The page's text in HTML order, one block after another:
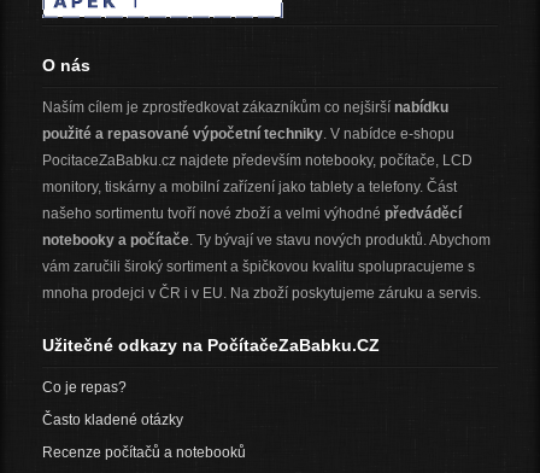
O nás
Naším cílem je zprostředkovat zákazníkům co nejširší nabídku
použité a repasované výpočetní techniky. V nabídce e-shopu
PocitaceZaBabku.cz najdete především notebooky, počítače, LCD
monitory, tiskárny a mobilní zařízení jako tablety a telefony. Část
našeho sortimentu tvoří nové zboží a velmi výhodné předváděcí
notebooky a počítače. Ty bývají ve stavu nových produktů. Abychom
vám zaručili široký sortiment a špičkovou kvalitu spolupracujeme s
mnoha prodejci v ČR i v EU. Na zboží poskytujeme záruku a servis.
Užitečné odkazy na PočítačeZaBabku.CZ
Co je repas?
Často kladené otázky
Recenze počítačů a notebooků